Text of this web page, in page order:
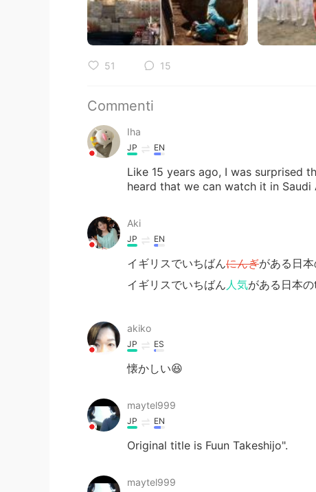
51 15
Commenti
Iha
JP EN
Like 15 years ago, I was surprised
heard that we can watch it in
Aki
JP EN
イギリスでいちばんにんぎがある日
イギリスでいちばん人気がある日本
akiko
JP ES
懐かしい😆
maytel999
JP EN
Original title is Fuun Takeshijo".
maytel999